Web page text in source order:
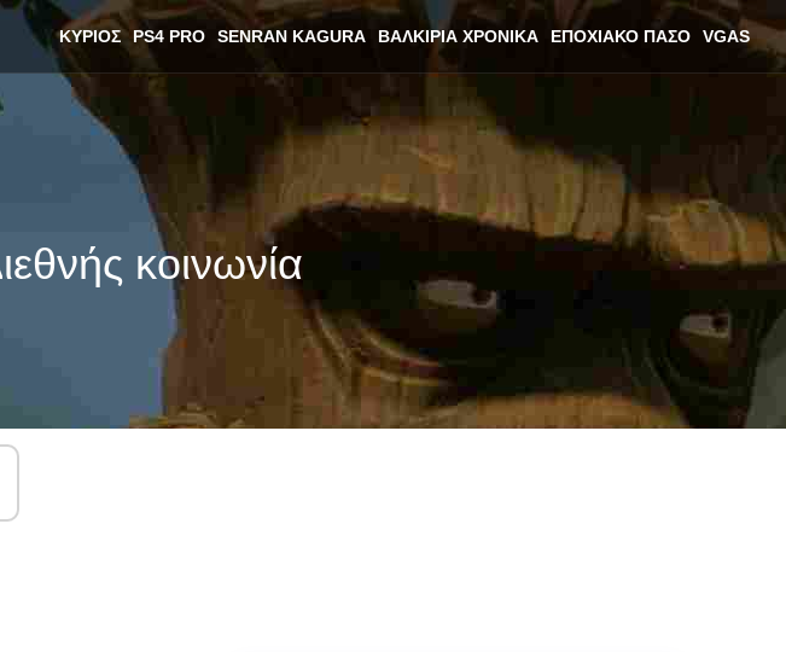
ΚΎΡΙΟΣ PS4 PRO SENRAN KAGURA ΒΑΛΚΊΡΙΑ ΧΡΟΝΙΚΆ ΕΠΟΧΙΑΚΌ ΠΆΣΟ VGAS
κοινωνία